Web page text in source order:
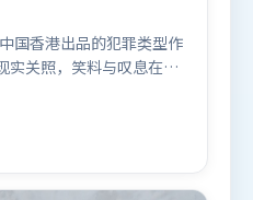
国香港出品的犯罪类型作
实关照，笑料与叹息在同
并进，最终在关键节点
、河正宇、古天乐，沈
2024年1月6日（中国香